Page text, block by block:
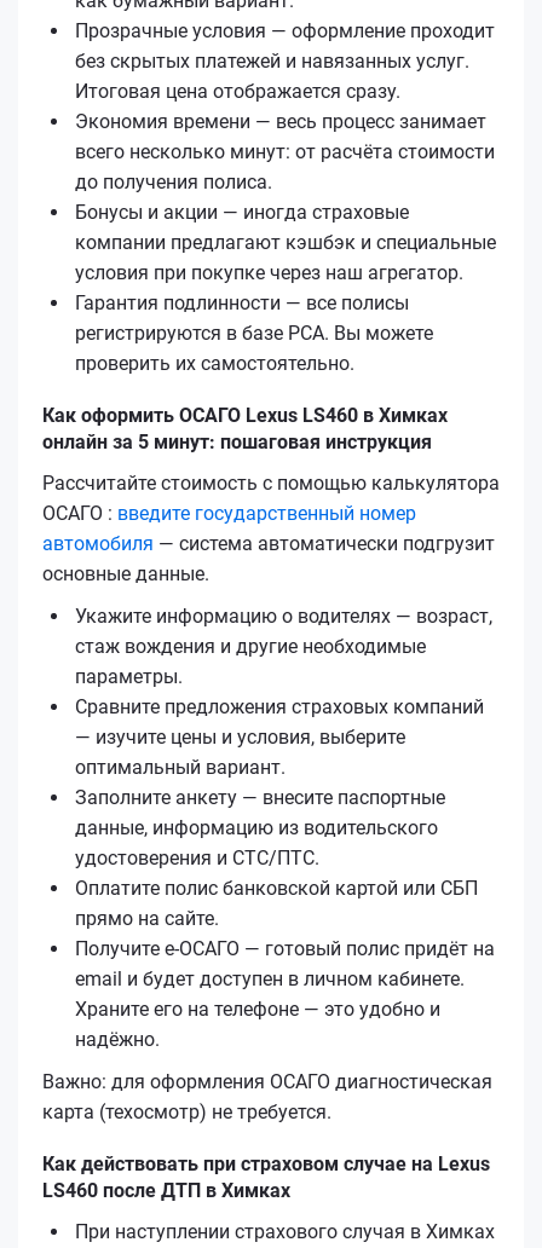
Прозрачные условия — оформление проходит
без скрытых платежей и навязанных услуг.
Итоговая цена отображается сразу.
Экономия времени — весь процесс занимает
всего несколько минут: от расчёта стоимости
до получения полиса.
Бонусы и акции — иногда страховые
компании предлагают кэшбэк и специальные
условия при покупке через наш агрегатор.
Гарантия подлинности — все полисы
регистрируются в базе РСА. Вы можете
проверить их самостоятельно.
Как оформить ОСАГО Lexus LS460 в Химках
онлайн за 5 минут: пошаговая инструкция
Рассчитайте стоимость с помощью калькулятора
ОСАГО : введите государственный номер
автомобиля — система автоматически подгрузит
основные данные.
Укажите информацию о водителях — возраст,
стаж вождения и другие необходимые
параметры.
Сравните предложения страховых компаний
— изучите цены и условия, выберите
оптимальный вариант.
Заполните анкету — внесите паспортные
данные, информацию из водительского
удостоверения и СТС/ПТС.
Оплатите полис банковской картой или СБП
прямо на сайте.
Получите е‑ОСАГО — готовый полис придёт на
email и будет доступен в личном кабинете.
Храните его на телефоне — это удобно и
надёжно.
Важно: для оформления ОСАГО диагностическая
карта (техосмотр) не требуется.
Как действовать при страховом случае на Lexus
LS460 после ДТП в Химках
При наступлении страхового случая в Химках